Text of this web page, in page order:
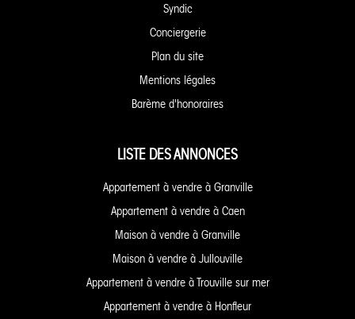
Syndic
Conciergerie
Plan du site
Mentions légales
Barème d'honoraires
LISTE DES ANNONCES
Appartement à vendre à Granville
Appartement à vendre à Caen
Maison à vendre à Granville
Maison à vendre à Jullouville
Appartement à vendre à Trouville sur mer
Appartement à vendre à Honfleur